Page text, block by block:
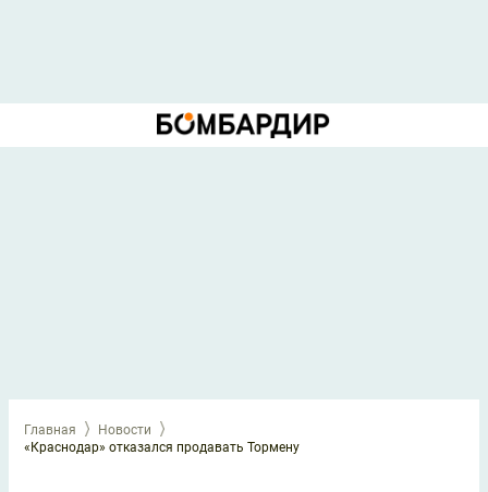
Главная
Новости
«Краснодар» отказался продавать Тормену